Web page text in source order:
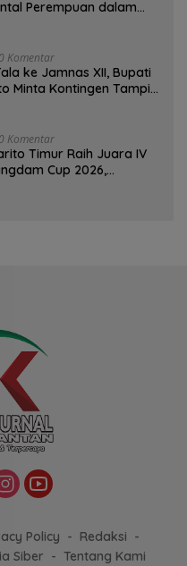
Perempuan dalam
0 Komentar
ke Jamnas XII, Bupati
Minta Kontingen Tampil
0 Komentar
Timur Raih Juara IV
Cup 2026,
Policy
Redaksi
Siber Tentang Kami